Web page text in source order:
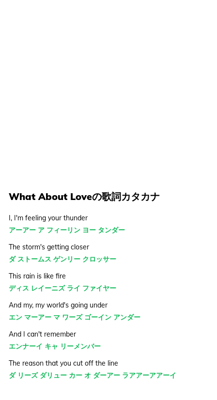
What About Loveの歌詞カタカナ
I, I'm feeling your thunder
アーアー ア フィーリン ヨー タンダー
The storm's getting closer
ダ ストームス ゲンリー クロッサー
This rain is like fire
ディス レイーニズ ライ ファイヤー
And my, my world's going under
エン マーアー マ ワーズ ゴーイン アンダー
And I can't remember
エンナーイ キャ リーメンバー
The reason that you cut off the line
ダ リーズ ダリュー カー オ ダーアー ラアアーアアーイ